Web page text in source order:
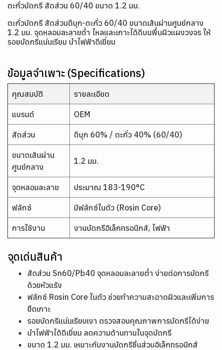
ตะกั่วบัดกรี สัดส่วน 60/40 ขนาด 1.2 มม.
ตะกั่วบัดกรี สัดส่วนดีบุก-ตะกั่ว 60/40 ขนาดเส้นผ่านศูนย์กลาง
1.2 มม. จุดหลอมละลายต่ำ ไหลและเกาะได้ดีบนพื้นผิวแผงวงจร ให้
รอยบัดกรีแน่นเรียบ นำไฟฟ้าดีเยี่ยม
ข้อมูลจำเพาะ (Specifications)
คุณสมบัติ รายละเอียด
แบรนด์ OEM
สัดส่วน ดีบุก 60% / ตะกั่ว 40% (60/40)
ขนาดเส้นผ่าน
ศูนย์กลาง
1.2 มม.
จุดหลอมละลาย ประมาณ 183-190°C
ฟลักซ์ มีฟลักซ์ในตัว (Rosin Core)
การใช้งาน งานบัดกรีอิเล็กทรอนิกส์, ไฟฟ้า
จุดเด่นสินค้า
สัดส่วน Sn60/Pb40 จุดหลอมละลายต่ำ ง่ายต่อการบัดกรี
ด้วยหัวแร้ง
ฟลักซ์ Rosin Core ในตัว ช่วยทำความสะอาดผิวและเพิ่มการ
ยึดเกาะ
รอยบัดกรีแน่นเรียบเงา ตรวจสอบคุณภาพการบัดกรีได้ง่าย
นำไฟฟ้าได้ดีเยี่ยม ลดความต้านทานในจุดบัดกรี
ขนาด 1.2 มม. เหมาะกับงานบัดกรีชิ้นส่วนอิเล็กทรอนิกส์